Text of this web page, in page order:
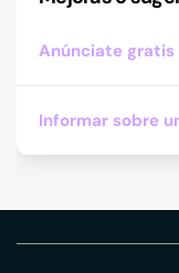
Anúnciate gratis
Informar sobre